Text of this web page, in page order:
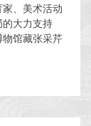
、美术活动
的大力支持
馆藏张采芹